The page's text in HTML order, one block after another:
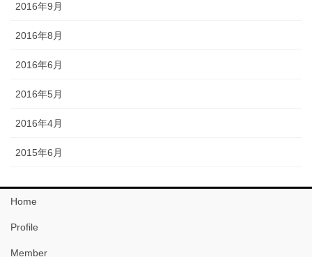
2016年9月
2016年8月
2016年6月
2016年5月
2016年4月
2015年6月
Home
Profile
Member